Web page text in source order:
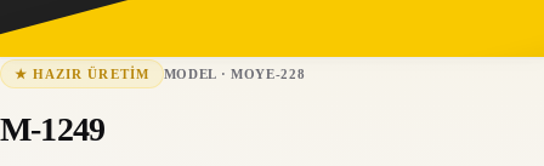
★HAZIR ÜRETIM MODEL ·MOYE-228
M-1249